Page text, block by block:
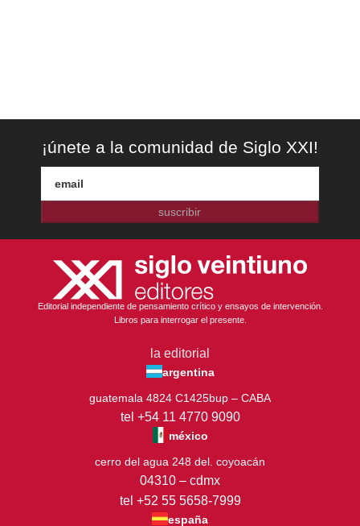
¡únete a la comunidad de Siglo XXI!
suscribir
Editorial independiente de pensamiento crítico y ensayos de intervención.
Libros para interrogar el presente.
la editorial
argentina
guatemala 4824 C1425bup – CABA
tel +54 11 4770 9090
méxico
cerro del agua 248 del. coyoacán
04310 – cdmx
tel +52 55 5658-7999
españa